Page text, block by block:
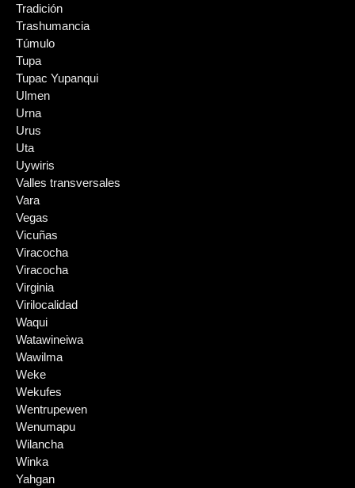
Tradición
Trashumancia
Túmulo
Tupa
Tupac Yupanqui
Ulmen
Urna
Urus
Uta
Uywiris
Valles transversales
Vara
Vegas
Vicuñas
Viracocha
Viracocha
Virginia
Virilocalidad
Waqui
Watawineiwa
Wawilma
Weke
Wekufes
Wentrupewen
Wenumapu
Wilancha
Winka
Yahgan